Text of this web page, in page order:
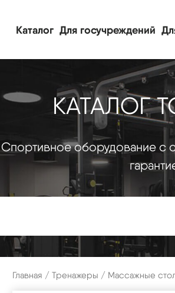
Каталог Для госучреждений
КАТАЛОГ
Спортивное оборудование с
Главная / Тренажеры / Массажные